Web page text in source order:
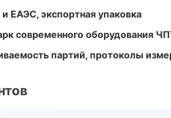
ЕАЭС, экспортная упаковка
современного оборудования
партий, протоколы